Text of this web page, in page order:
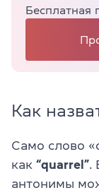
Бесплатная
Как
Само слово
как “quarrel”
антонимы